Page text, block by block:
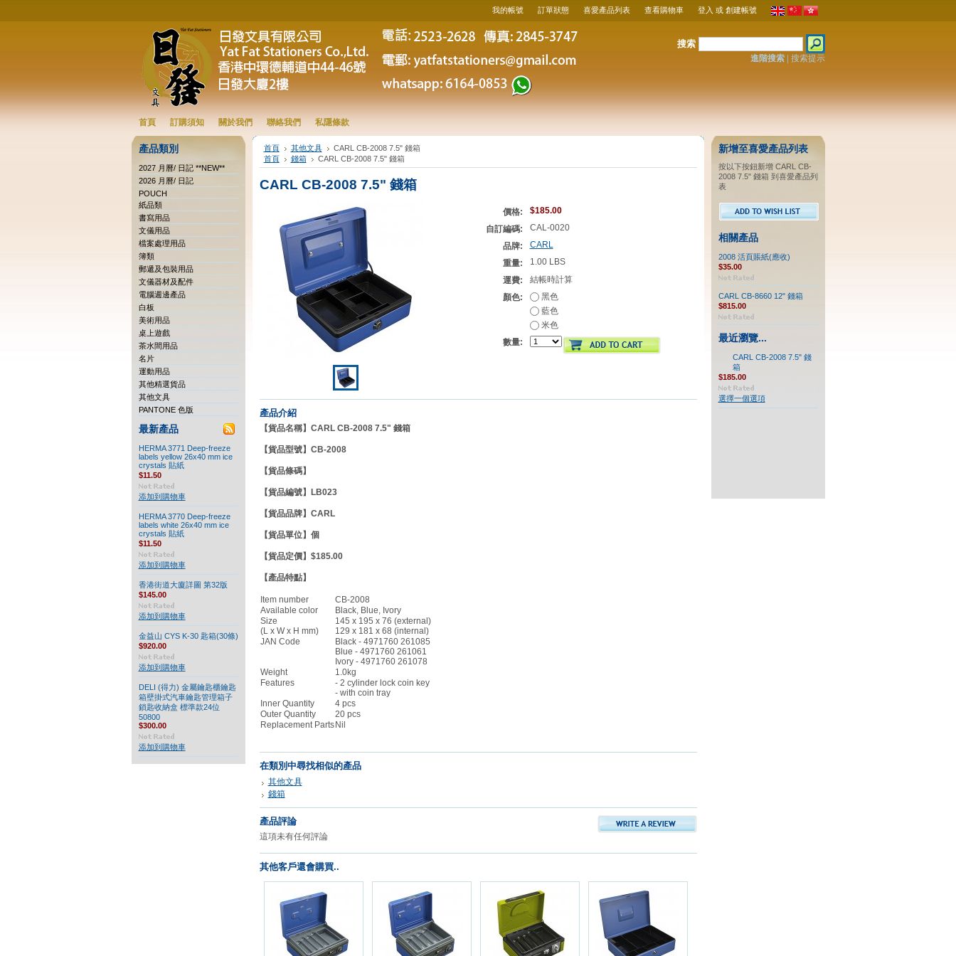
我的帳號 訂單狀態 喜愛產品列表 查看購物車 登入 或 創建帳號
搜索
進階搜索| 搜索提示
首頁 訂購須知 關於我們 聯絡我們 私隱條款
產品類別
2027 月曆/ 日記 **NEW**
2026 月曆/ 日記
POUCH
紙品類
書寫用品
文儀用品
檔案處理用品
簿類
郵遞及包裝用品
文儀器材及配件
電腦週邊產品
白板
美術用品
桌上遊戲
茶水間用品
名片
運動用品
其他精選貨品
其他文具
PANTONE 色版
最新產品
HERMA 3771 Deep-freeze
labels yellow 26x40 mm ice
crystals 貼紙
$11.50
添加到購物車
HERMA 3770 Deep-freeze
labels white 26x40 mm ice
crystals 貼紙
$11.50
添加到購物車
香港街道大廈詳圖 第32版
$145.00
添加到購物車
金益山 CYS K-30 匙箱(30條)
$920.00
添加到購物車
DELI (得力) 金屬鑰匙櫃鑰匙
箱壁掛式汽車鑰匙管理箱子
鎖匙收納盒 標準款24位
50800
$300.00
添加到購物車
首頁 其他文具
CARL CB-2008 7.5" 錢箱
首頁
錢箱 CARL CB-2008 7.5" 錢箱
CARL CB-2008 7.5" 錢箱
價格:
$185.00
自訂編碼:
CAL-0020
品牌:
CARL
重量:
1.00 LBS
運費:
結帳時計算
顏色:
黑色
藍色
米色
數量:
產品介紹
【貨品名稱】CARL CB-2008 7.5" 錢箱
【貨品型號】CB-2008
【貨品條碼】
【貨品編號】LB023
【貨品品牌】CARL
【貨品單位】個
【貨品定價】$185.00
【產品特點】
Item number
CB-2008
Available color
Black, Blue, Ivory
Size
(L x W x H mm)
145 x 195 x 76 (external)
129 x 181 x 68 (internal)
JAN Code
Black - 4971760 261085
Blue - 4971760 261061
Ivory - 4971760 261078
Weight
1.0kg
Features
- 2 cylinder lock coin key
- with coin tray
Inner Quantity
4 pcs
Outer Quantity
20 pcs
Replacement Parts Nil
在類別中尋找相似的產品
其他文具
錢箱
產品評論
這項未有任何評論
其他客戶還會購買..
新增至喜愛產品列表
按以下按鈕新增 CARL CB-
2008 7.5" 錢箱 到喜愛產品列
表
相關產品
2008 活頁賬紙(應收)
$35.00
CARL CB-8660 12" 錢箱
$815.00
最近瀏覽...
CARL CB-2008 7.5" 錢
箱
$185.00
選擇一個選項